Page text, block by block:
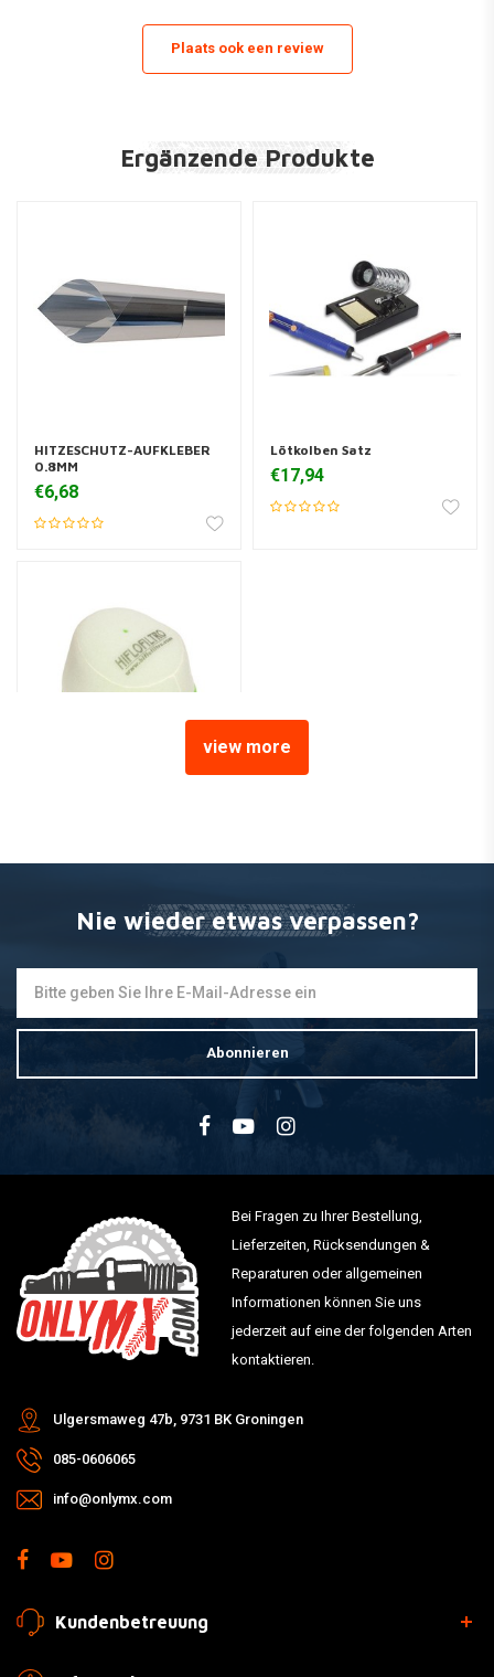
Plaats ook een review
Ergänzende Produkte
HITZESCHUTZ-AUFKLEBER
0.8MM
€6,68
Lötkolben Satz
€17,94
€15,34
view more
Nie wieder etwas verpassen?
Abonnieren
Bei Fragen zu Ihrer Bestellung,
Lieferzeiten, Rücksendungen &
Reparaturen oder allgemeinen
Informationen können Sie uns
jederzeit auf eine der folgenden Arten
kontaktieren.
Ulgersmaweg 47b, 9731 BK Groningen
085-0606065
info@onlymx.com
Kundenbetreuung